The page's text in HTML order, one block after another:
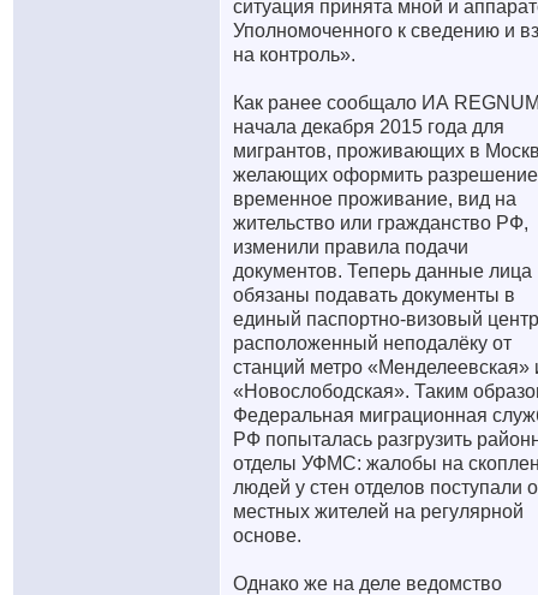
ситуация принята мной и
Уполномоченного к сведению и
на контроль».
Как ранее сообщало ИА
начала декабря 2015 года для
мигрантов, проживающих в
желающих оформить
временное проживание, вид на
жительство или гражданство РФ,
изменили правила подачи
документов. Теперь данные лица
обязаны подавать документы в
единый паспортно-визовый
расположенный неподалёку от
станций метро «Менделеевская»
«Новослободская». Таким
Федеральная миграционная
РФ попыталась разгрузить
отделы УФМС: жалобы на
людей у стен отделов поступали
местных жителей на регулярной
основе.
Однако же на деле ведомство